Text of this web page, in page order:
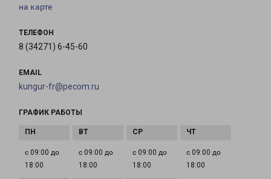
на карте
ТЕЛЕФОН
8 (34271) 6-45-60
EMAIL
kungur-fr@pecom.ru
ГРАФИК РАБОТЫ
с 09:00 до
18:00
с 09:00 до
18:00
с 09:00 до
18:00
с 09:00 до
18:00